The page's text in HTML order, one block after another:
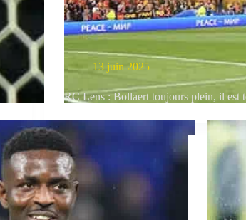
13 juin 2025
RC Lens : Bollaert toujours plein, il est